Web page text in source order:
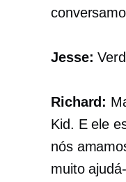
Jesse:
Richard:
Kid. E ele
nós
muito